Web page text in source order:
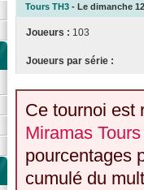
Tours TH3 - Le dimanche
Joueurs : 103
Joueurs par série :
Ce tournoi est
Miramas
pourcentages
cumulé du